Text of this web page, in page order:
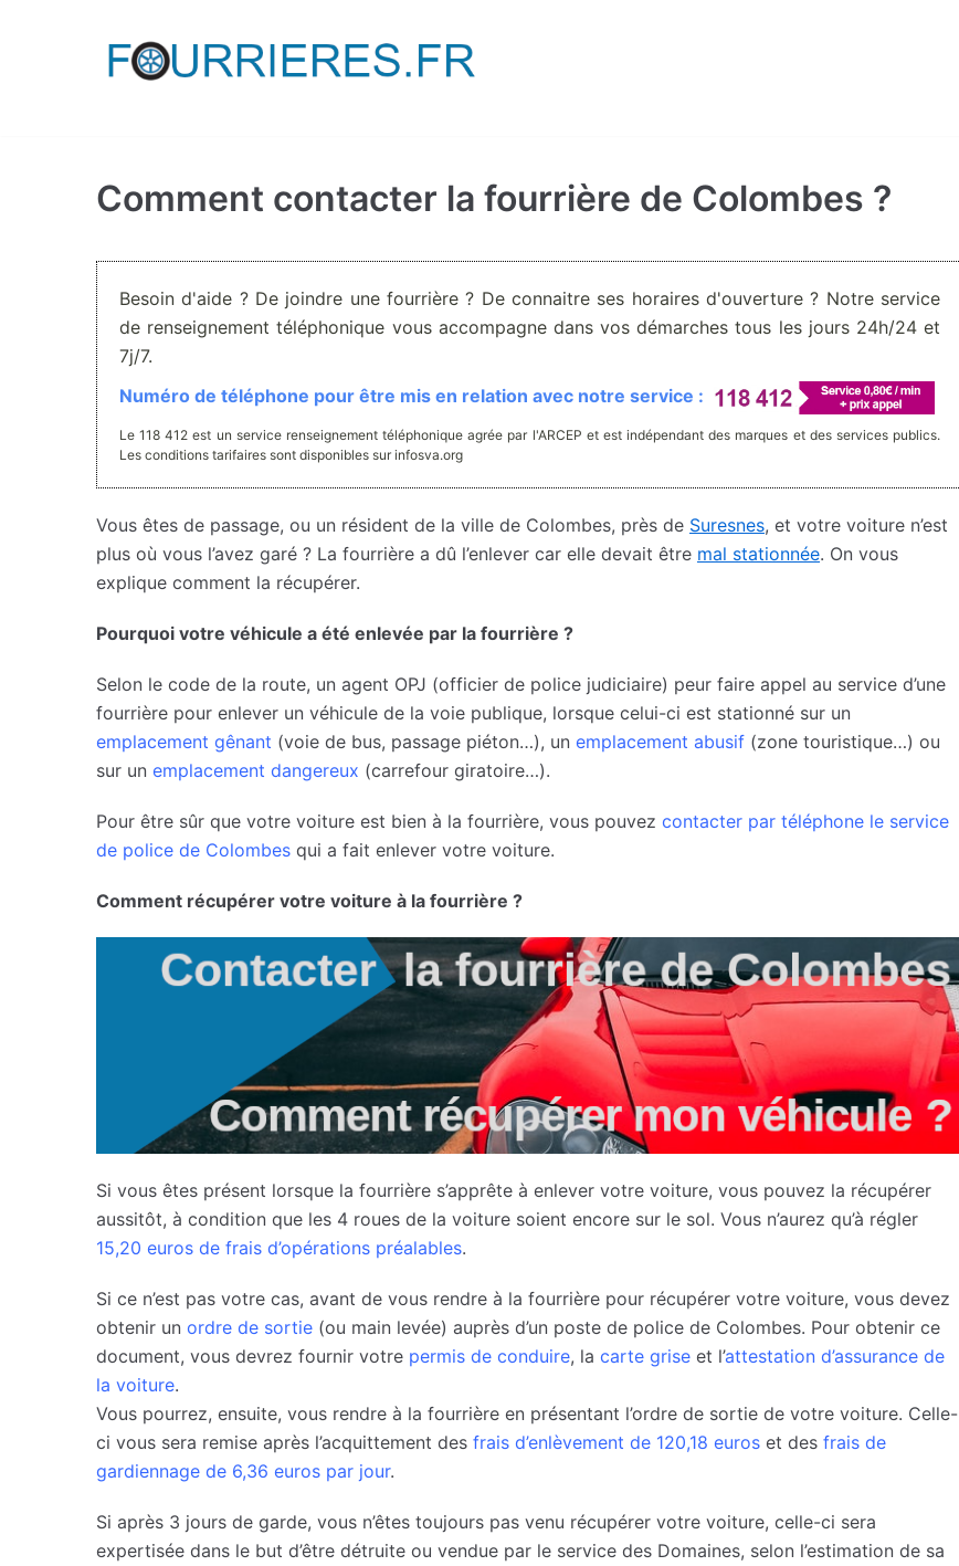
Comment contacter la fourrière de Colombes ?
Besoin d'aide ? De joindre une fourrière ? De connaitre ses horaires d'ouverture ? Notre service
de renseignement téléphonique vous accompagne dans vos démarches tous les jours 24h/24 et
7j/7.
Numéro de téléphone pour être mis en relation avec notre service :
Le 118 412 est un service renseignement téléphonique agrée par l'ARCEP et est indépendant des marques et des services publics.
Les conditions tarifaires sont disponibles sur infosva.org
Vous êtes de passage, ou un résident de la ville de Colombes, près de Suresnes, et votre voiture n’est
plus où vous l’avez garé ? La fourrière a dû l’enlever car elle devait être mal stationnée. On vous
explique comment la récupérer.
Pourquoi votre véhicule a été enlevée par la fourrière ?
Selon le code de la route, un agent OPJ (officier de police judiciaire) peur faire appel au service d’une
fourrière pour enlever un véhicule de la voie publique, lorsque celui-ci est stationné sur un
emplacement gênant (voie de bus, passage piéton…), un emplacement abusif (zone touristique…) ou
sur un emplacement dangereux (carrefour giratoire…).
Pour être sûr que votre voiture est bien à la fourrière, vous pouvez contacter par téléphone le service
de police de Colombes qui a fait enlever votre voiture.
Comment récupérer votre voiture à la fourrière ?
Si vous êtes présent lorsque la fourrière s’apprête à enlever votre voiture, vous pouvez la récupérer
aussitôt, à condition que les 4 roues de la voiture soient encore sur le sol. Vous n’aurez qu’à régler
15,20 euros de frais d’opérations préalables.
Si ce n’est pas votre cas, avant de vous rendre à la fourrière pour récupérer votre voiture, vous devez
obtenir un ordre de sortie (ou main levée) auprès d’un poste de police de Colombes. Pour obtenir ce
document, vous devrez fournir votre permis de conduire, la carte grise et l’attestation d’assurance de
la voiture.
Vous pourrez, ensuite, vous rendre à la fourrière en présentant l’ordre de sortie de votre voiture. Celle-
ci vous sera remise après l’acquittement des frais d’enlèvement de 120,18 euros et des frais de
gardiennage de 6,36 euros par jour.
Si après 3 jours de garde, vous n’êtes toujours pas venu récupérer votre voiture, celle-ci sera
expertisée dans le but d’être détruite ou vendue par le service des Domaines, selon l’estimation de sa